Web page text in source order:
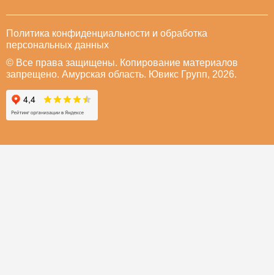
Политика конфиденциальности и обработка
персональных данных
© Все права защищены. Копирование материалов
запрещено. Амурская область. Ювикс Групп, 2026.